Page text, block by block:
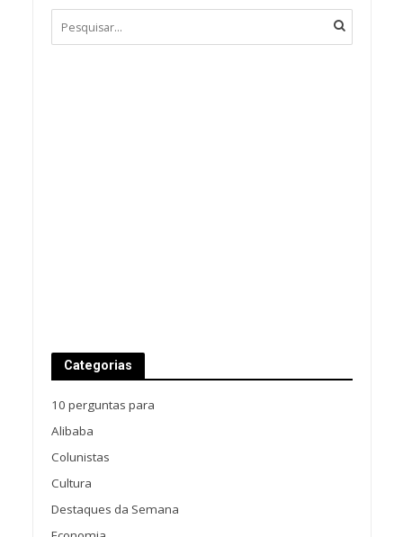
Categorias
10 perguntas para
Alibaba
Colunistas
Cultura
Destaques da Semana